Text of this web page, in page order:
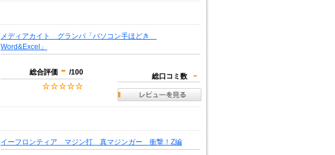
メディアカイト グランパ「パソコン手ほどき
Word&Excel」
総合評価 - /100 総口コミ数 -
イーフロンティア マジン打 真マジンガー 衝撃！Z編